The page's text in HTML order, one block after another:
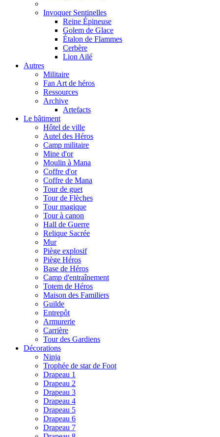
Invoquer Sentinelles
Reine Épineuse
Golem de Glace
Étalon de Flammes
Cerbère
Lion Ailé
Autres
Militaire
Fan Art de héros
Ressources
Archive
Artefacts
Le bâtiment
Hôtel de ville
Autel des Héros
Camp militaire
Mine d'or
Moulin à Mana
Coffre d'or
Coffre de Mana
Tour de guet
Tour de Flèches
Tour magique
Tour à canon
Hall de Guerre
Relique Sacrée
Mur
Piège explosif
Piège Héros
Base de Héros
Camp d'entraînement
Totem de Héros
Maison des Familiers
Guilde
Entrepôt
Armurerie
Carrière
Tour des Gardiens
Décorations
Ninja
Trophée de star de Foot
Drapeau 1
Drapeau 2
Drapeau 3
Drapeau 4
Drapeau 5
Drapeau 6
Drapeau 7